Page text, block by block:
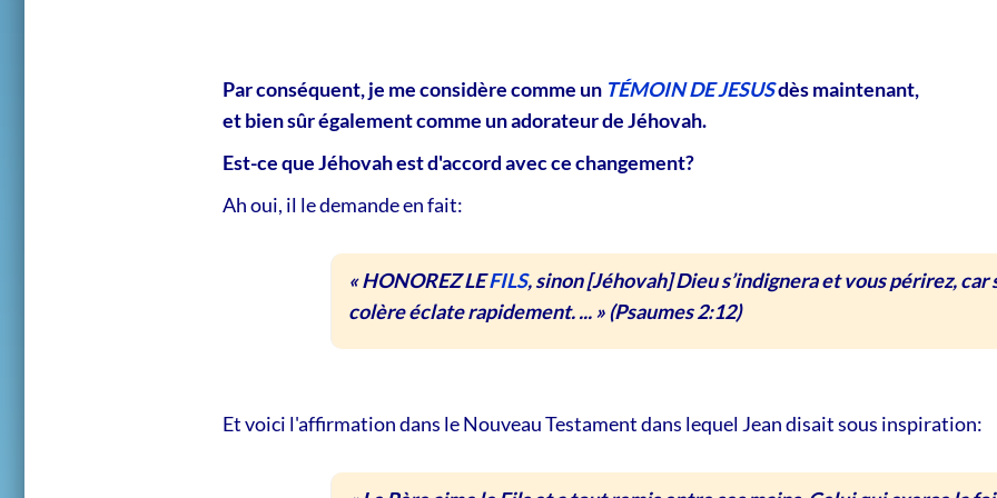
Par conséquent, je me considère comme un TÉMOIN DE JESUSdès maintenant,
et bien sûr également comme un adorateur de Jéhovah.
Est-ce que Jéhovah est d'accord avec ce changement?
Ah oui, il le demande en fait:
« HONOREZ LEFILS, sinon [Jéhovah] Dieu s’indignera et vous périrez, car
colère éclate rapidement. ... »(Psaumes 2:12)
Et voici l'affirmation dans le Nouveau Testament dans lequel Jean disait sous inspiration: